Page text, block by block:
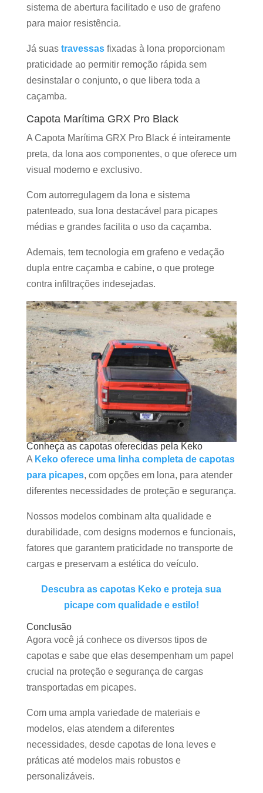
sistema de abertura facilitado e uso de grafeno
para maior resistência.
Já suas travessas fixadas à lona proporcionam
praticidade ao permitir remoção rápida sem
desinstalar o conjunto, o que libera toda a
caçamba.
Capota Marítima GRX Pro Black
A Capota Marítima GRX Pro Black é inteiramente
preta, da lona aos componentes, o que oferece um
visual moderno e exclusivo.
Com autorregulagem da lona e sistema
patenteado, sua lona destacável para picapes
médias e grandes facilita o uso da caçamba.
Ademais, tem tecnologia em grafeno e vedação
dupla entre caçamba e cabine, o que protege
contra infiltrações indesejadas.
Conheça as capotas oferecidas pela Keko
A Keko oferece uma linha completa de capotas
para picapes, com opções em lona, para atender
diferentes necessidades de proteção e segurança.
Nossos modelos combinam alta qualidade e
durabilidade, com designs modernos e funcionais,
fatores que garantem praticidade no transporte de
cargas e preservam a estética do veículo.
Descubra as capotas Keko e proteja sua
picape com qualidade e estilo!
Conclusão
Agora você já conhece os diversos tipos de
capotas e sabe que elas desempenham um papel
crucial na proteção e segurança de cargas
transportadas em picapes.
Com uma ampla variedade de materiais e
modelos, elas atendem a diferentes
necessidades, desde capotas de lona leves e
práticas até modelos mais robustos e
personalizáveis.